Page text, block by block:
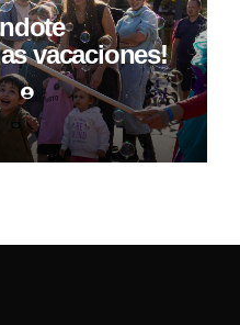
vacaciones!